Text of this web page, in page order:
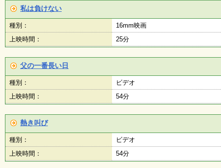
私は負けない
種別：
16mm映画
上映時間：
25分
父の一番長い日
種別：
ビデオ
上映時間：
54分
熱き叫び
種別：
ビデオ
上映時間：
54分